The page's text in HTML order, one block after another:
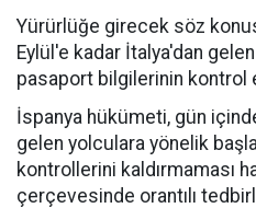
Yürürlüğe girecek söz
Eylül'e kadar İtalya'dan
pasaport bilgilerinin kontrol
İspanya hükümeti, gün
gelen yolculara yönelik
kontrollerini kaldırmaması
çerçevesinde orantılı